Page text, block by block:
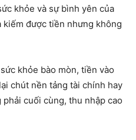
khỏe và sự bình yên của
kiếm được tiền nhưng không
khỏe bào mòn, tiền vào
chút nền tảng tài chính hay
cuối cùng, thu nhập cao